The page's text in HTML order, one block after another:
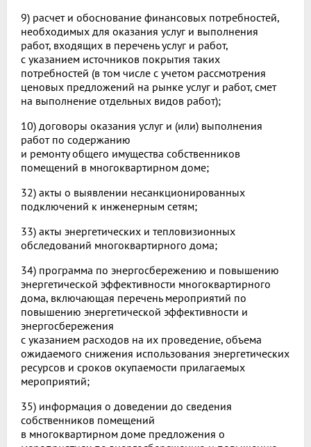
9) расчет и обоснование финансовых потребностей,
необходимых для оказания услуг и выполнения
работ, входящих в перечень услуг и работ,
с указанием источников покрытия таких
потребностей (в том числе с учетом рассмотрения
ценовых предложений на рынке услуг и работ, смет
на выполнение отдельных видов работ);
10) договоры оказания услуг и (или) выполнения
работ по содержанию
и ремонту общего имущества собственников
помещений в многоквартирном доме;
32) акты о выявлении несанкционированных
подключений к инженерным сетям;
33) акты энергетических и тепловизионных
обследований многоквартирного дома;
34) программа по энергосбережению и повышению
энергетической эффективности многоквартирного
дома, включающая перечень мероприятий по
повышению энергетической эффективности и
энергосбережения
с указанием расходов на их проведение, объема
ожидаемого снижения использования энергетических
ресурсов и сроков окупаемости прилагаемых
мероприятий;
35) информация о доведении до сведения
собственников помещений
в многоквартирном доме предложения о